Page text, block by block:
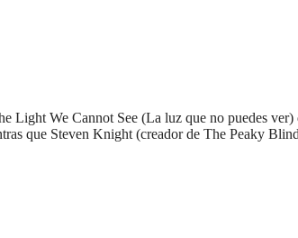
Light We Cannot See (La luz que no puedes
que Steven Knight (creador de The Peaky